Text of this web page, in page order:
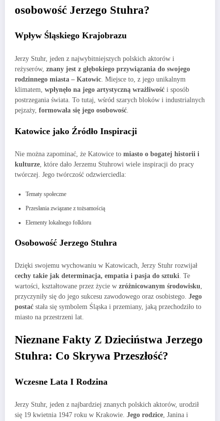
osobowość Jerzego Stuhra?
Wpływ Śląskiego Krajobrazu
Jerzy Stuhr, jeden z najwybitniejszych polskich aktorów i
reżyserów, znany jest z głębokiego przywiązania do swojego
rodzinnego miasta – Katowic . Miejsce to, z jego unikalnym
klimatem, wpłynęło na jego artystyczną wrażliwość i sposób
postrzegania świata. To tutaj, wśród szarych bloków i industrialnych
pejzaży, formowała się jego osobowość
Katowice jako Źródło Inspiracji
Nie można zapominać, że Katowice to miasto o bogatej historii i
kulturze, które dało Jerzemu Stuhrowi wiele inspiracji do pracy
twórczej. Jego twórczość odzwierciedla:
Tematy społeczne
Przesłania związane z tożsamością
Elementy lokalnego folkloru
Osobowość Jerzego Stuhra
Dzięki swojemu wychowaniu w Katowicach, Jerzy Stuhr rozwijał
cechy takie jak determinacja, empatia i pasja do sztuki. Te
wartości, kształtowane przez życie w zróżnicowanym środowisku,
przyczyniły się do jego sukcesu zawodowego oraz osobistego. Jego
postać stała się symbolem Śląska i przemiany, jaką przechodziło to
miasto na przestrzeni lat.
Nieznane Fakty Z Dzieciństwa Jerzego
Stuhra: Co Skrywa Przeszłość?
Wczesne Lata I Rodzina
Jerzy Stuhr, jeden z najbardziej znanych polskich aktorów, urodził
się 19 kwietnia 1947 roku w Krakowie. Jego rodzice, Janina i